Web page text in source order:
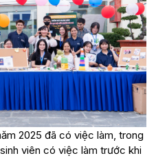
2025 đã có việc làm, trong
viên có việc làm trước khi